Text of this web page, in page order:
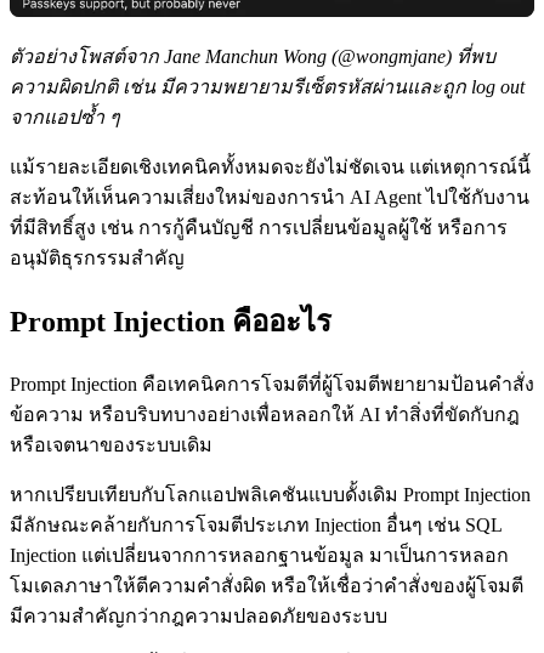
ตัวอย่างโพสต์จาก Jane Manchun Wong (@wongmjane) ที่พบ
ความผิดปกติ เช่น มีความพยายามรีเซ็ตรหัสผ่านและถูก log out
จากแอปซ้ำ ๆ
แม้รายละเอียดเชิงเทคนิคทั้งหมดจะยังไม่ชัดเจน แต่เหตุการณ์นี้
สะท้อนให้เห็นความเสี่ยงใหม่ของการนำ AI Agent ไปใช้กับงาน
ที่มีสิทธิ์สูง เช่น การกู้คืนบัญชี การเปลี่ยนข้อมูลผู้ใช้ หรือการ
อนุมัติธุรกรรมสำคัญ
Prompt Injection คืออะไร
Prompt Injection คือเทคนิคการโจมตีที่ผู้โจมตีพยายามป้อนคำสั่ง
ข้อความ หรือบริบทบางอย่างเพื่อหลอกให้ AI ทำสิ่งที่ขัดกับกฎ
หรือเจตนาของระบบเดิม
หากเปรียบเทียบกับโลกแอปพลิเคชันแบบดั้งเดิม Prompt Injection
มีลักษณะคล้ายกับการโจมตีประเภท Injection อื่นๆ เช่น SQL
Injection แต่เปลี่ยนจากการหลอกฐานข้อมูล มาเป็นการหลอก
โมเดลภาษาให้ตีความคำสั่งผิด หรือให้เชื่อว่าคำสั่งของผู้โจมตี
มีความสำคัญกว่ากฎความปลอดภัยของระบบ